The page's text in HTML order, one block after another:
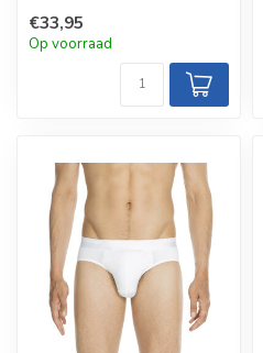
€33,95
Op voorraad